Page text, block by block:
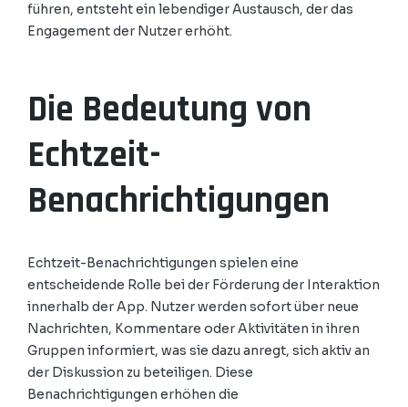
führen, entsteht ein lebendiger Austausch, der das
Engagement der Nutzer erhöht.
Die Bedeutung von
Echtzeit-
Benachrichtigungen
Echtzeit-Benachrichtigungen spielen eine
entscheidende Rolle bei der Förderung der Interaktion
innerhalb der App. Nutzer werden sofort über neue
Nachrichten, Kommentare oder Aktivitäten in ihren
Gruppen informiert, was sie dazu anregt, sich aktiv an
der Diskussion zu beteiligen. Diese
Benachrichtigungen erhöhen die